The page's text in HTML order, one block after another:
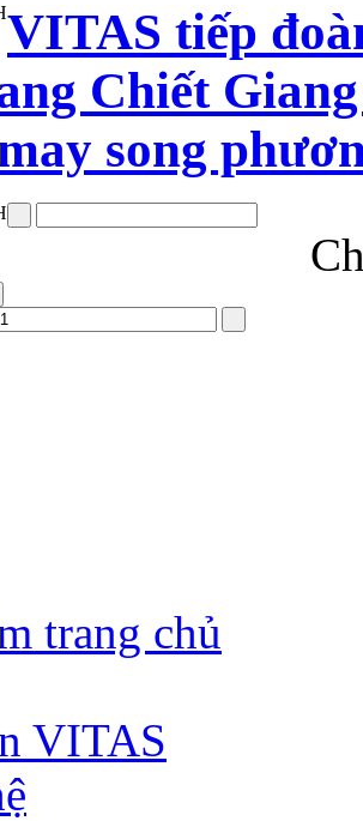
VITAS tiếp
Chiết
song
trang chủ
VITAS